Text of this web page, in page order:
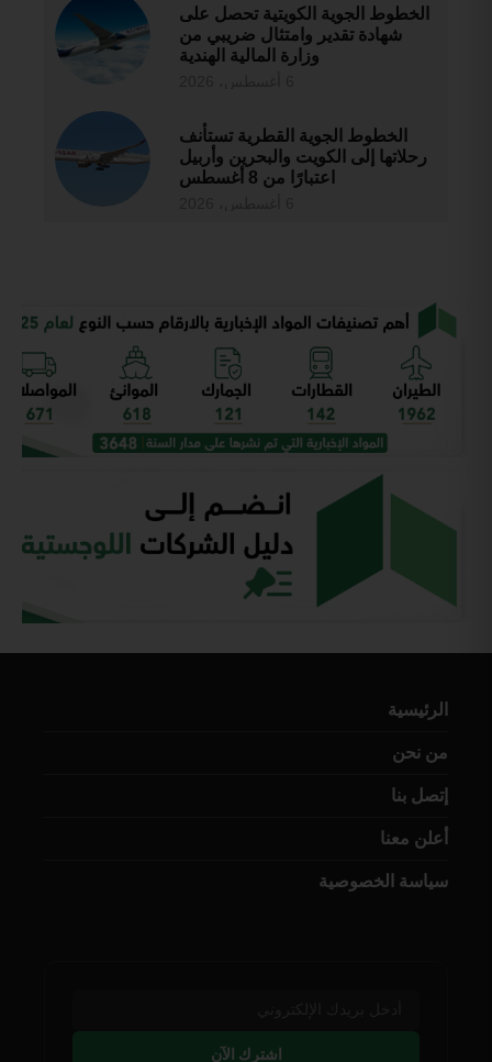
الخطوط الجوية الكويتية تحصل على
شهادة تقدير وامتثال ضريبي من
وزارة المالية الهندية
الخطوط الجوية القطرية تستأنف
رحلاتها إلى الكويت والبحرين وأربيل
اعتبارًا من 8 أغسطس
الرئيسية
من نحن
إتصل بنا
أعلن معنا
سياسة الخصوصية
اشترك الآن